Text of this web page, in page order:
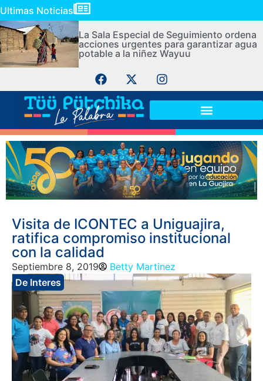
Ultimas Noticias
La Sala Especial de Seguimiento ordena
acciones urgentes para garantizar agua
potable a la niñez Wayuu
Visita de ICONTEC a Uniguajira,
ratifica compromiso institucional
con la calidad
Septiembre 8, 2019
Betty Martinez
De Interes